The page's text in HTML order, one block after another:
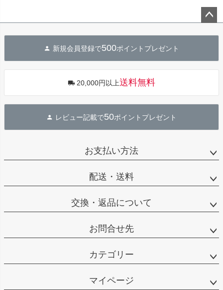
へ
新規会員登録で500ポイントプレゼント
20,000円以上送料無料
レビュー記載で50ポイントプレゼント
お支払い方法
配送・送料
交換・返品について
お問合せ先
カテゴリー
マイページ